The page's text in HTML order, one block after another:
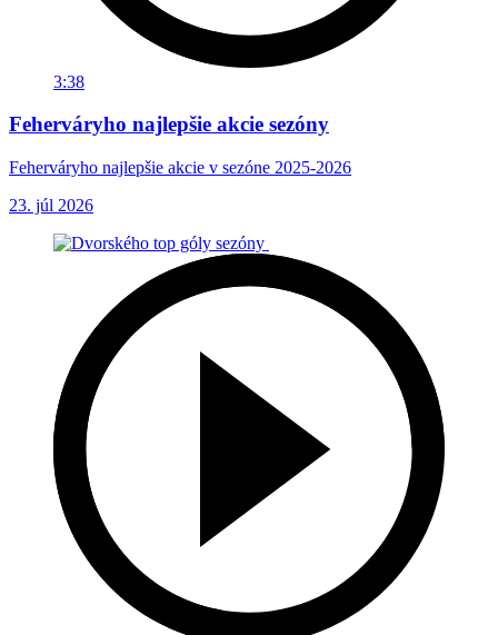
3:38
Feherváryho najlepšie akcie sezóny
Feherváryho najlepšie akcie v sezóne 2025-2026
23. júl 2026